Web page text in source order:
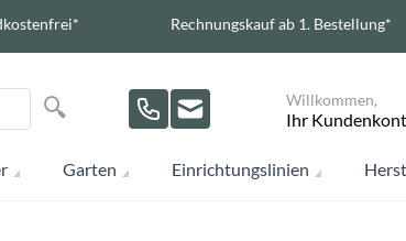
Rechnungskauf ab 1. Bestellung*
Suche
Suche Willkommen,
Ihr
Garten Einrichtungslinien